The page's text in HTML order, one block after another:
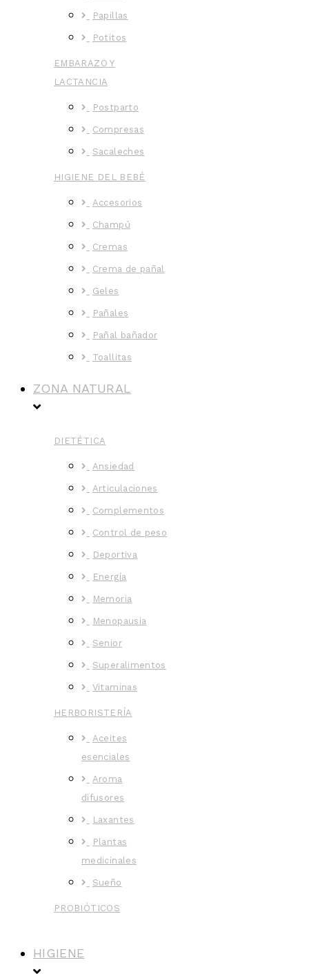
Papillas
Potitos
EMBARAZO Y
LACTANCIA
Postparto
Compresas
Sacaleches
HIGIENE DEL BEBÉ
Accesorios
Champú
Cremas
Crema de pañal
Geles
Pañales
Pañal bañador
Toallitas
ZONA NATURAL
DIETÉTICA
Ansiedad
Articulaciones
Complementos
Control de peso
Deportiva
Energía
Memoria
Menopausia
Senior
Superalimentos
Vitaminas
HERBORISTERÍA
Aceites
esenciales
Aroma
difusores
Laxantes
Plantas
medicinales
Sueño
PROBIÓTICOS
HIGIENE